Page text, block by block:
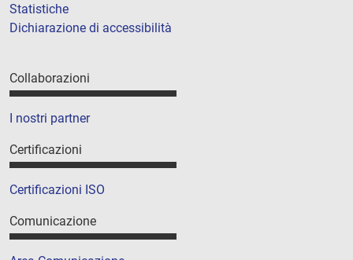
Statistiche
Dichiarazione di accessibilità
Collaborazioni
I nostri partner
Certificazioni
Certificazioni ISO
Comunicazione